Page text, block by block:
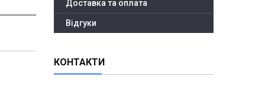
Доставка та оплата
Відгуки
КОНТАКТИ